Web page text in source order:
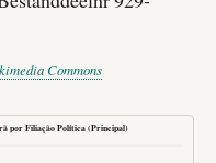
Commons
por Filiação Política (Principal)